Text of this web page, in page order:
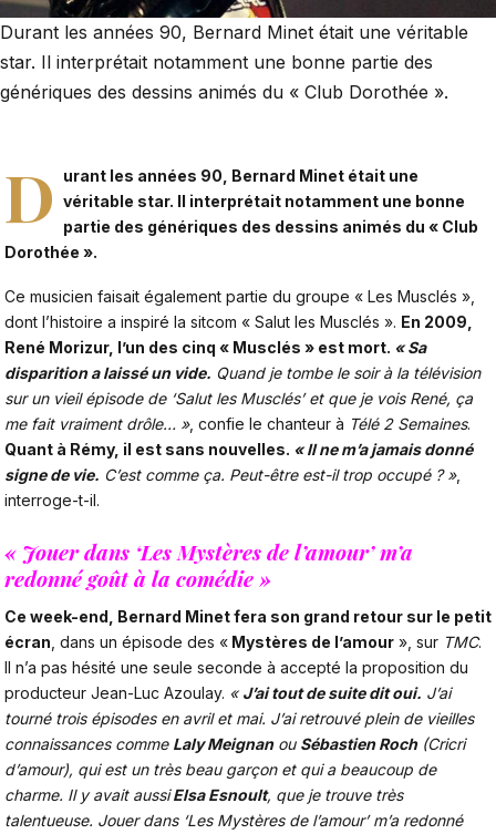
Durant les années 90, Bernard Minet était une véritable
star. Il interprétait notamment une bonne partie des
génériques des dessins animés du « Club Dorothée ».
D
urant les années 90, Bernard Minet était une
véritable star. Il interprétait notamment une bonne
partie des génériques des dessins animés du « Club
Dorothée ».
Ce musicien faisait également partie du groupe « Les Musclés »,
dont l’histoire a inspiré la sitcom « Salut les Musclés ». En 2009,
René Morizur, l’un des cinq « Musclés » est mort. « Sa
disparition a laissé un vide. Quand je tombe le soir à la télévision
sur un vieil épisode de ‘Salut les Musclés’ et que je vois René, ça
me fait vraiment drôle… », confie le chanteur à Télé 2 Semaines.
Quant à Rémy, il est sans nouvelles. « Il ne m’a jamais donné
signe de vie. C’est comme ça. Peut-être est-il trop occupé ? »,
interroge-t-il.
« Jouer dans ‘Les Mystères de l’amour’ m’a
redonné goût à la comédie »
Ce week-end, Bernard Minet fera son grand retour sur le petit
écran , dans un épisode des « Mystères de l’amour », sur TMC.
Il n’a pas hésité une seule seconde à accepté la proposition du
producteur Jean-Luc Azoulay. «J’ai tout de suite dit oui. J’ai
tourné trois épisodes en avril et mai. J’ai retrouvé plein de vieilles
connaissances comme Laly Meignanou Sébastien Roch(Cricri
d’amour), qui est un très beau garçon et qui a beaucoup de
charme. Il y avait aussiElsa Esnoult, que je trouve très
talentueuse. Jouer dans ‘Les Mystères de l’amour’ m’a redonné